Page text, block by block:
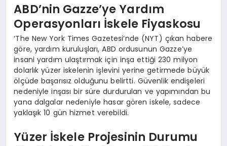
ABD’nin Gazze’ye Yardım
Operasyonları İskele Fiyaskosu
‘The New York Times Gazetesi’nde (NYT) çıkan habere
göre, yardım kuruluşları, ABD ordusunun Gazze’ye
insani yardım ulaştırmak için inşa ettiği 230 milyon
dolarlık yüzer iskelenin işlevini yerine getirmede büyük
ölçüde başarısız olduğunu belirtti. Güvenlik endişeleri
nedeniyle inşası bir süre durdurulan ve yapımından bu
yana dalgalar nedeniyle hasar gören iskele, sadece
yaklaşık 10 gün hizmet verebildi.
Yüzer İskele Projesinin Durumu